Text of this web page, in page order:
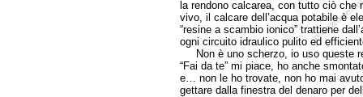
la rendono calcarea, con tutto ciò
vivo, il calcare dell’acqua potabile è
“resine a scambio ionico” trattiene
ogni circuito idraulico pulito ed
Non è uno scherzo, io uso queste
“Fai da te” mi piace, ho anche
e… non le ho trovate, non ho mai
gettare dalla finestra del denaro per